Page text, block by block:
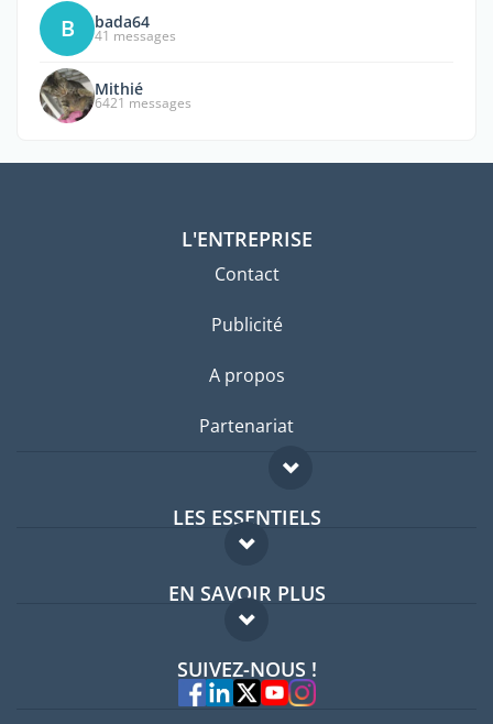
B bada64
41 messages
Mithié
6421 messages
L'ENTREPRISE
Contact
Publicité
A propos
Partenariat
LES ESSENTIELS
Forum expatriés
Guides pays
EN SAVOIR PLUS
FAQ
Experts
SUIVEZ-NOUS !